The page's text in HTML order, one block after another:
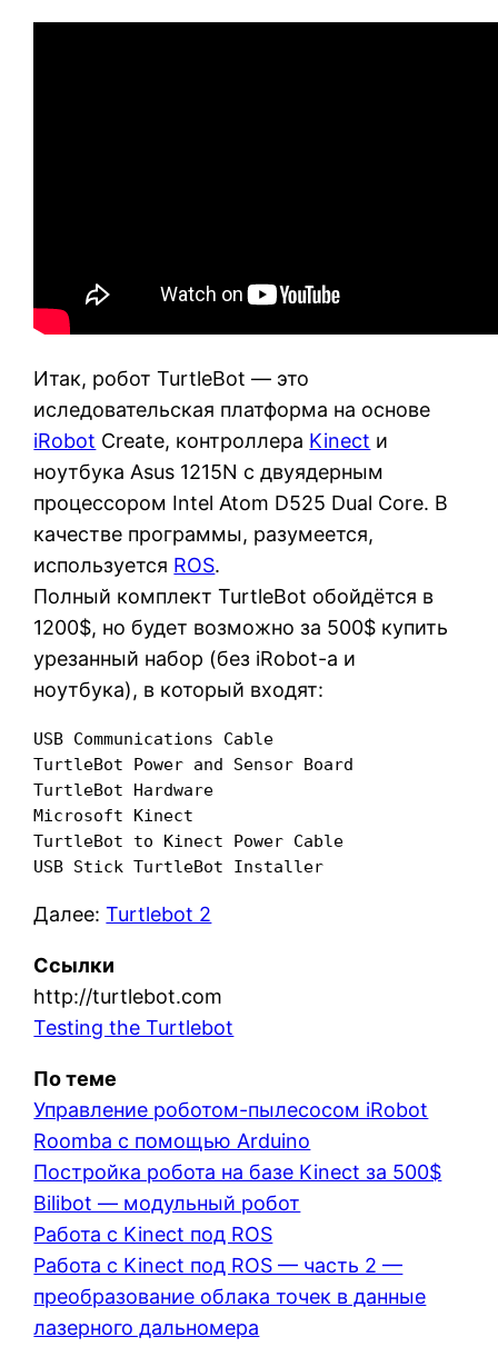
Итак, робот TurtleBot — это
иследовательская платформа на основе
iRobot Create, контроллера Kinect и
ноутбука Asus 1215N с двуядерным
процессором Intel Atom D525 Dual Core. В
качестве программы, разумеется,
используется ROS.
Полный комплект TurtleBot обойдётся в
1200$, но будет возможно за 500$ купить
урезанный набор (без iRobot-а и
ноутбука), в который входят:
USB Communications Cable
TurtleBot Power and Sensor Board
TurtleBot Hardware
Microsoft Kinect
TurtleBot to Kinect Power Cable
USB Stick TurtleBot Installer
Далее:Turtlebot 2
Ссылки
http://turtlebot.com
Testing the Turtlebot
По теме
Управление роботом-пылесосом iRobot
Roomba с помощью Arduino
Постройка робота на базе Kinect за 500$
Bilibot — модульный робот
Работа с Kinect под ROS
Работа с Kinect под ROS — часть 2 —
преобразование облака точек в данные
лазерного дальномера